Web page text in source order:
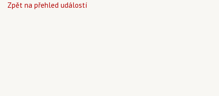
Zpět na přehled událostí